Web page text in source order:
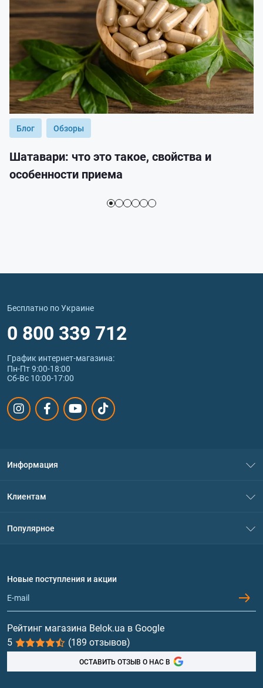
Блог Обзоры
Шатавари: что это такое, свойства и
особенности приема
Бесплатно по Украине
0 800 339 712
График интернет‑магазина:
Пн-Пт 9:00-18:00
Сб-Вс 10:00-17:00
Информация
Политика конфиденциальности
Обмен и возврат
Клиентам
Популярное
Протеин
Гейнеры
Витамины и минералы
Рыбий жир, жирные кислоты
Новые поступления и акции
Рейтинг магазина Belok.ua в Google
5
(189 отзывов)
ОСТАВИТЬ ОТЗЫВ О НАС В